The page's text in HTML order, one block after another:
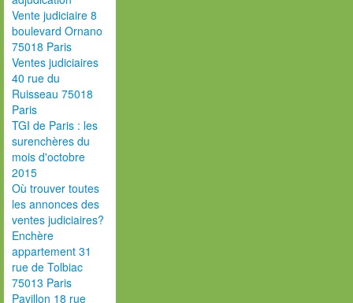
Vente judiciaire 8
boulevard Ornano
75018 Paris
Ventes judiciaires
40 rue du
Ruisseau 75018
Paris
TGI de Paris : les
surenchères du
mois d'octobre
2015
Où trouver toutes
les annonces des
ventes judiciaires?
Enchère
appartement 31
rue de Tolbiac
75013 Paris
Pavillon 18 rue